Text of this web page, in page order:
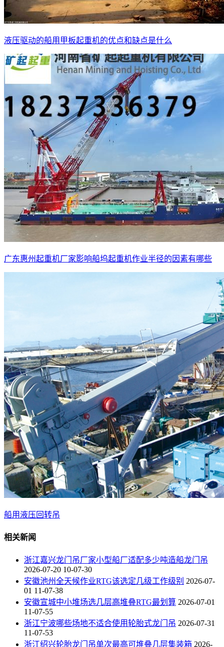
液压驱动的船用甲板起重机的优点和缺点是什么
广东惠州起重机厂家影响船坞起重机作业半径的因素有哪些
船用液压回转吊
相关新闻
浙江嘉兴龙门吊厂家小型船厂适配多少吨造船龙门吊
2026-07-20 10-07-30
安徽池州全天候作业RTG该选定几级工作级别 2026-07-
01 11-07-38
安徽宣城中小堆场选几层高堆叠RTG最划算 2026-07-01
11-07-55
浙江宁波哪些场地不适合使用轮胎式龙门吊 2026-07-31
11-07-53
浙江绍兴轮胎龙门吊单次最高可堆叠几层集装箱 2026-